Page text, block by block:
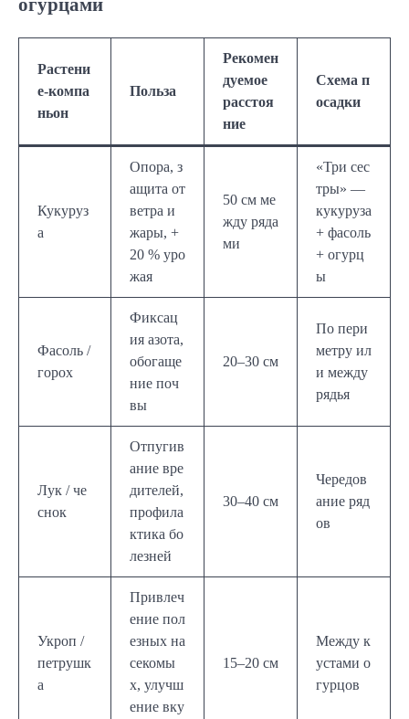
Растени
е-компа
ньон
Польза
Рекомен
дуемое
расстоя
ние
Схема п
осадки
Кукуруз
а
Опора, з
ащита от
ветра и
жары, +
20 % уро
жая
50 см ме
жду ряда
ми
«Три сес
тры» —
кукуруза
+ фасоль
+ огурц
ы
Фасоль /
горох
Фиксац
ия азота,
обогаще
ние поч
вы
20–30 см
По пери
метру ил
и между
рядья
Лук / че
снок
Отпугив
ание вре
дителей,
профила
ктика бо
лезней
30–40 см
Чередов
ание ряд
ов
Укроп /
петрушк
а
Привлеч
ение пол
езных на
секомы
х, улучш
ение вку
15–20 см
Между к
устами о
гурцов